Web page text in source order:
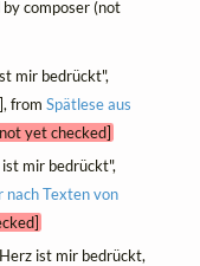
composer (not
mir bedrückt",
from Spätlese aus
yet checked]
mir bedrückt",
nach Texten von
ist mir bedrückt,